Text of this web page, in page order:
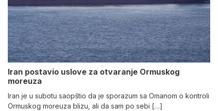
Iran postavio uslove za otvaranje Ormuskog
moreuza
Iran je u subotu saopštio da je sporazum sa Omanom o kontroli
Ormuskog moreuza blizu, ali da sam po sebi […]